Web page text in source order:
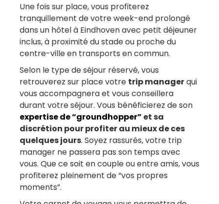
Une fois sur place, vous profiterez
tranquillement de votre week-end prolongé
dans un hôtel à Eindhoven avec petit déjeuner
inclus, à proximité du stade ou proche du
centre-ville en transports en commun.
Selon le type de séjour réservé, vous
retrouverez sur place votre trip managerqui
vous accompagnera et vous conseillera
durant votre séjour. Vous bénéficierez de son
expertise de “groundhopper” et sa
discrétion pour profiter au mieux de ces
quelques jours. Soyez rassurés, votre trip
manager ne passera pas son temps avec
vous. Que ce soit en couple ou entre amis, vous
profiterez pleinement de “vos propres
moments”.